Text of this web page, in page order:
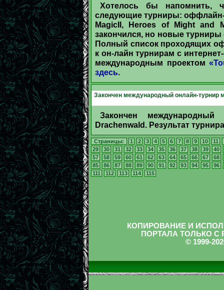
Хотелось бы напомнить,
следующие турниры: оффлайн-
MagicII, Heroes of Might and
закончился, но новые турниры
Полный список проходящих
к он-лайн турнирам с
международным проектом
здесь.
Закончен международный онлайн-турнир
Закончен
Drachenwald. Результат
Страницы: 1 2 3 4 5 6 7 8 9 10 11
29
30 31 32 33 34 35 36 37 38 39
40
57
58 59 60 61 62 63 64 65 66 67
68
85
86 87 88 89 90 91 92 93 94 95
96
111
112 113 114 115
КОПИРОВАНИЕ И
ПОРТАЛА ТОЛЬКО
© 1999-